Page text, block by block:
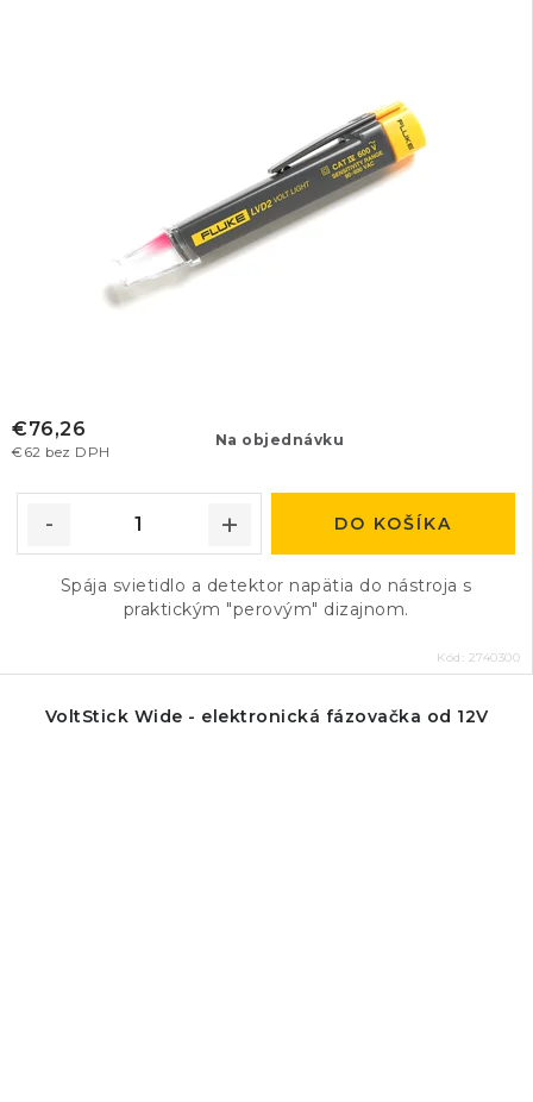
Na objednávku
€62 bez DPH
€76,26
DO KOŠÍKA
Spája svietidlo a detektor napätia do nástroja s
praktickým "perovým" dizajnom.
Kód: 2740300
VoltStick Wide - elektronická fázovačka od 12V